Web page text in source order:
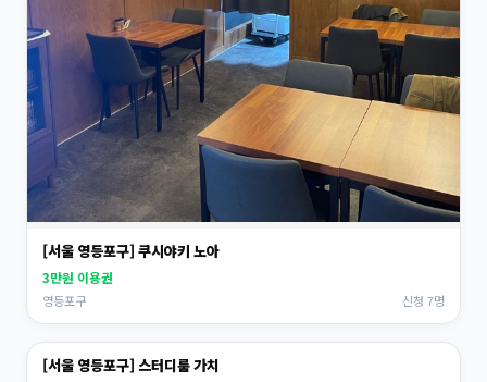
[서울 영등포구] 쿠시야키 노아
3만원 이용권
영등포구 신청 7명
[서울 영등포구] 스터디룸 가치